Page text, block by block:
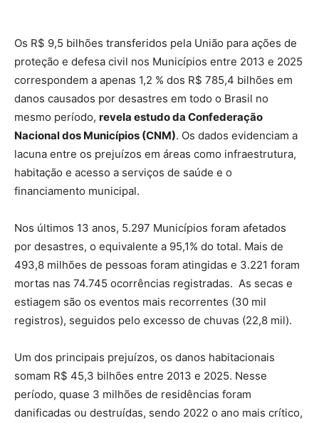
Os R$ 9,5 bilhões transferidos pela União para ações de
proteção e defesa civil nos Municípios entre 2013 e 2025
correspondem a apenas 1,2 % dos R$ 785,4 bilhões em
danos causados por desastres em todo o Brasil no
mesmo período, revela estudo da Confederação
Nacional dos Municípios (CNM). Os dados evidenciam a
lacuna entre os prejuízos em áreas como infraestrutura,
habitação e acesso a serviços de saúde e o
financiamento municipal.
Nos últimos 13 anos, 5.297 Municípios foram afetados
por desastres, o equivalente a 95,1% do total. Mais de
493,8 milhões de pessoas foram atingidas e 3.221 foram
mortas nas 74.745 ocorrências registradas. As secas e
estiagem são os eventos mais recorrentes (30 mil
registros), seguidos pelo excesso de chuvas (22,8 mil).
Um dos principais prejuízos, os danos habitacionais
somam R$ 45,3 bilhões entre 2013 e 2025. Nesse
período, quase 3 milhões de residências foram
danificadas ou destruídas, sendo 2022 o ano mais crítico,